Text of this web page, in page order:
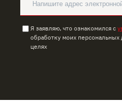
Я заявляю, что ознакомился с
обработку моих
целях